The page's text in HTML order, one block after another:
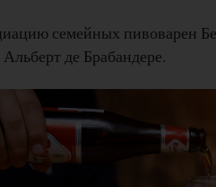
семейных пивоварен
де Брабандере.